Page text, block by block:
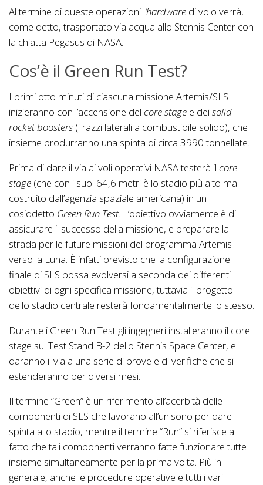
Al termine di queste operazioni l‘hardware di volo verrà,
come detto, trasportato via acqua allo Stennis Center con
la chiatta Pegasus di NASA.
Cos’è il Green Run Test?
I primi otto minuti di ciascuna missione Artemis/SLS
inizieranno con l’accensione del core stage e deisolid
rocket boosters (i razzi laterali a combustibile solido), che
insieme produrranno una spinta di circa 3990 tonnellate.
Prima di dare il via ai voli operativi NASA testerà il core
stage (che con i suoi 64,6 metri è lo stadio più alto mai
costruito dall’agenzia spaziale americana) in un
cosiddetto Green Run Test. L’obiettivo ovviamente è di
assicurare il successo della missione, e preparare la
strada per le future missioni del programma Artemis
verso la Luna. È infatti previsto che la configurazione
finale di SLS possa evolversi a seconda dei differenti
obiettivi di ogni specifica missione, tuttavia il progetto
dello stadio centrale resterà fondamentalmente lo stesso.
Durante i Green Run Test gli ingegneri installeranno il core
stage sul Test Stand B-2 dello Stennis Space Center, e
daranno il via a una serie di prove e di verifiche che si
estenderanno per diversi mesi.
Il termine “Green” è un riferimento all’acerbità delle
componenti di SLS che lavorano all’unisono per dare
spinta allo stadio, mentre il termine “Run” si riferisce al
fatto che tali componenti verranno fatte funzionare tutte
insieme simultaneamente per la prima volta. Più in
generale, anche le procedure operative e tutti i vari